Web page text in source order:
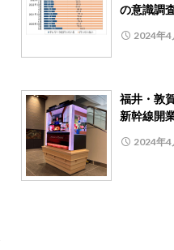
の意識調
2024年4
福井・敦
新幹線開
2024年4